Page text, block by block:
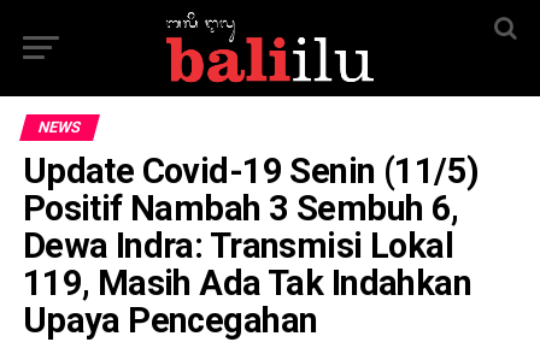
NEWS
Update Covid-19 Senin (11/5)
Positif Nambah 3 Sembuh 6,
Dewa Indra: Transmisi Lokal
119, Masih Ada Tak Indahkan
Upaya Pencegahan